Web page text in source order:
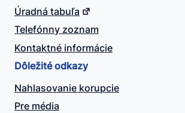
Úradná tabuľa
Telefónny zoznam
Kontaktné informácie
Dôležité odkazy
Nahlasovanie korupcie
Pre média